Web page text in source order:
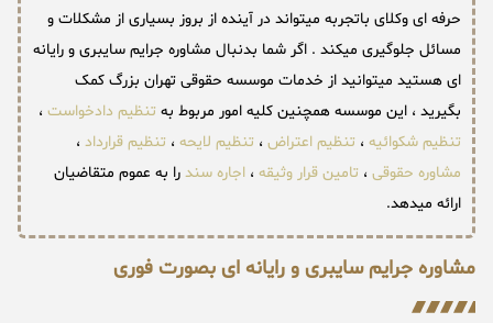
حرفه ای وکلای باتجربه میتواند در آینده از بروز بسیاری از مشکلات و
مسائل جلوگیری میکند . اگر شما بدنبال مشاوره جرایم سایبری و رایانه
ای هستید میتوانید از خدمات موسسه حقوقی تهران بزرگ کمک
بگیرید ، این موسسه همچنین کلیه امور مربوط به تنظیم دادخواست ،
تنظیم شکوائیه ، تنظیم اعتراض ، تنظیم لایحه ، تنظیم قرارداد ،
مشاوره حقوقی ، تامین قرار وثیقه ، اجاره سند را به عموم متقاضیان
ارائه میدهد.
مشاوره جرایم سایبری و رایانه ای بصورت فوری